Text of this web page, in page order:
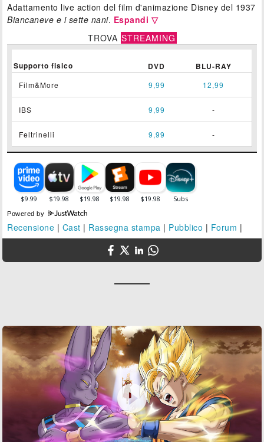
Adattamento live action del film d'animazione Disney del 1937
Biancaneve e i sette nani. Espandi ▽
TROVA STREAMING
Supporto fisico DVD BLU-RAY
Film&More 9,99 12,99
IBS 9,99 -
Feltrinelli 9,99 -
Powered by
Recensione | Cast | Rassegna stampa | Pubblico | Forum |
